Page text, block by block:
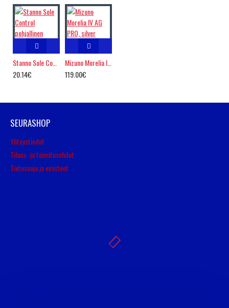
20.14€
Mizuno Morelia IV AG PRO, silver
119.00€
SEURASHOP
Yhteystiedot
Tilaus- ja toimitusehdot
Tietosuoja ja evästeet